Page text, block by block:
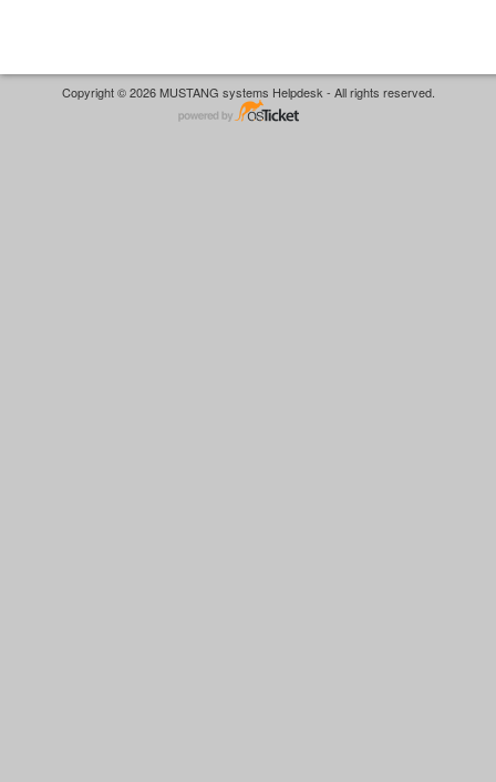
Copyright © 2026 MUSTANG systems Helpdesk - All rights reserved.